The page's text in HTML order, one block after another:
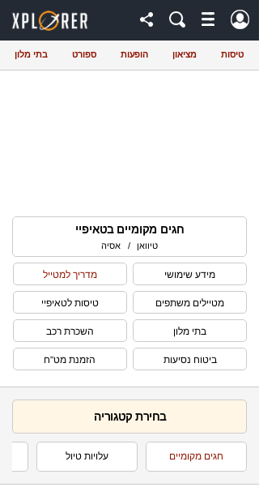
טיסות מציאון הופעות ספורט בתי מלון
חגים מקומיים בטאיפיי
טיוואן / אסיה
מידע שימושי מדריך למטייל
מטיילים משתפים טיסות לטאיפיי
בתי מלון השכרת רכב
ביטוח נסיעות הזמנת מט"ח
בחירת קטגוריה
חגים מקומיים עלויות טיול